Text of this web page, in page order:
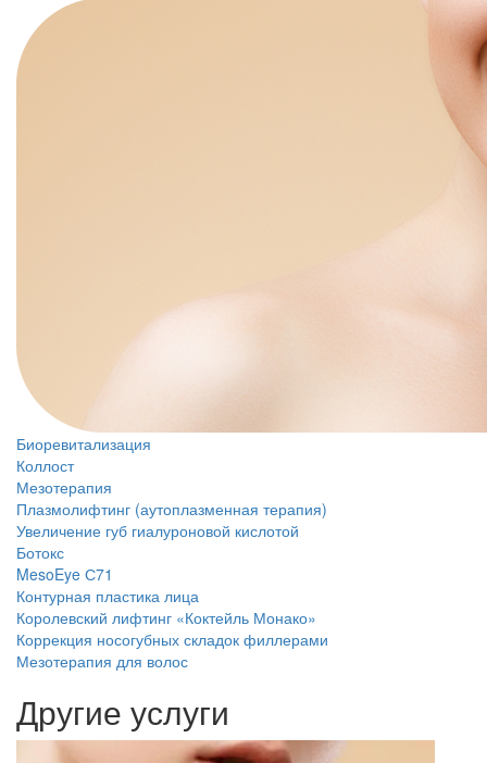
Биоревитализация
Коллост
Мезотерапия
Плазмолифтинг (аутоплазменная терапия)
Увеличение губ гиалуроновой кислотой
Ботокс
MesoEye С71
Контурная пластика лица
Королевский лифтинг «Коктейль Монако»
Коррекция носогубных складок филлерами
Мезотерапия для волос
Другие услуги